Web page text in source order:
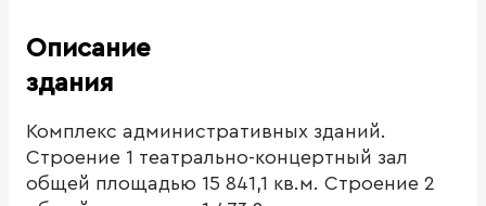
Описание
здания
Комплекс административных зданий.
Строение 1 театрально-концертный зал
общей площадью 15 841,1 кв.м. Строение 2